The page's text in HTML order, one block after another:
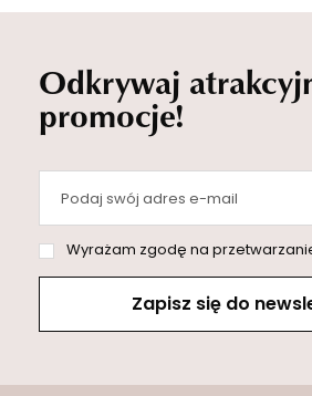
Odkrywaj
promocje!
Podaj swój adres e-mail
Wyrażam zgodę na przetwarzanie moich danych osobowych (adres e-mail) na potrzeby wysyłki
Zapisz się do